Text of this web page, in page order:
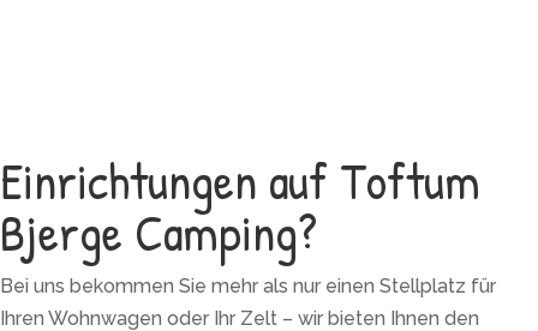
Einrichtungen auf Toftum
Bjerge Camping?
Bei uns bekommen Sie mehr als nur einen Stellplatz für
Ihren Wohnwagen oder Ihr Zelt – wir bieten Ihnen den